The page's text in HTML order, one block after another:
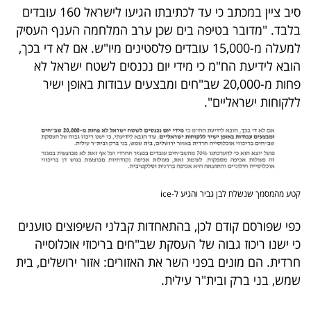
באייס
עקבו
אחרינו:
סיב ציין במכתב כי עד לכתיבתו הגיעו לישראל 160 עובדים
בלבד. "מדובר בטיפה בים שכן ערב המלחמה הענף העסיק
למעלה מ-15,000 עובדים פלסטינים מיו"ש. אם לא די בכך,
הובא לידיעת הח"מ כי מידי יום נכנסים לשטח ישראל לא
פחות מ-20,000 שב"חים ומבצעים עבודות באופן ישיר
ללקוחות ישראליים".
קטע מהמסמך שנשלח לבן גביר והגיע ל-ice
כפי שפורסם קודם לכן, בהתאחדות קבלני השיפוצים טוענים
כי ישנו ריכוז גבוה של העסקת שב"חים בריכוזי אוכלוסייה
חרדית. הם מונים בפני השר את האזורים: אזור ירושלים, בית
שמש, בני ברק ובית"ר עילית.